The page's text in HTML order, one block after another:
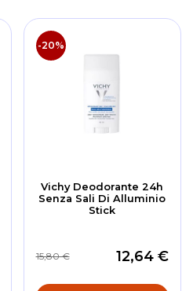
-20%
Vichy Deodorante 24h
Senza Sali Di Alluminio
Stick
12,64 €
15,80 €